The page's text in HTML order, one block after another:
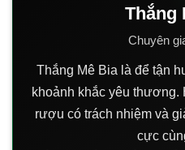
Thắng
Chuyên
Thắng Mê Bia là để tận
khoảnh khắc yêu thương.
rượu có trách nhiệm và
cực